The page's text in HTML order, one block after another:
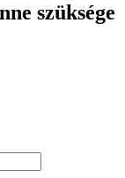
szüksége